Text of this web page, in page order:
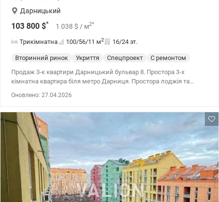
Дарницький
103 800 $* 1 038 $ / м2*
Трикімнатна 100/56/11 м2 16/24 эт.
Вторинний ринок Укриття Спецпроект
С ремонтом
Продаж 3-к квартири Дарницький бульвар 8. Простора 3-х
кімнатна квартира біля метро Дарниця. Простора лоджія та
Оновлено: 27.04.2026